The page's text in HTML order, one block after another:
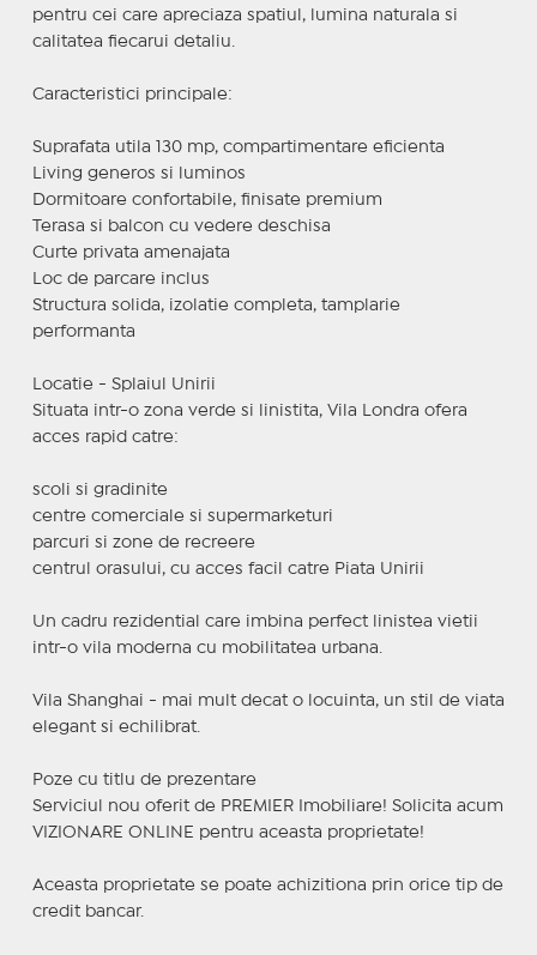
pentru cei care apreciaza spatiul, lumina naturala si
calitatea fiecarui detaliu.
Caracteristici principale:
Suprafata utila 130 mp, compartimentare eficienta
Living generos si luminos
Dormitoare confortabile, finisate premium
Terasa si balcon cu vedere deschisa
Curte privata amenajata
Loc de parcare inclus
Structura solida, izolatie completa, tamplarie
performanta
Locatie - Splaiul Unirii
Situata intr-o zona verde si linistita, Vila Londra ofera
acces rapid catre:
scoli si gradinite
centre comerciale si supermarketuri
parcuri si zone de recreere
centrul orasului, cu acces facil catre Piata Unirii
Un cadru rezidential care imbina perfect linistea vietii
intr-o vila moderna cu mobilitatea urbana.
Vila Shanghai - mai mult decat o locuinta, un stil de viata
elegant si echilibrat.
Poze cu titlu de prezentare
Serviciul nou oferit de PREMIER Imobiliare! Solicita acum
VIZIONARE ONLINE pentru aceasta proprietate!
Aceasta proprietate se poate achizitiona prin orice tip de
credit bancar.